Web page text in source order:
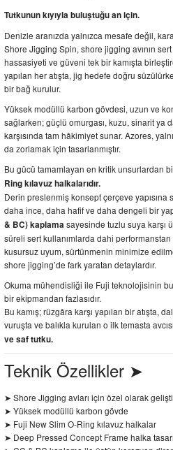
Tutkunun kıyıyla buluştuğu an için.
Denizle aranızda yalnızca mesafe değil,
Shore Jigging Spin, shore jigging avının
hassasiyeti ve güveni tek bir kamışta
yapılan her atışta, jig hedefe doğru
bir bağ kurulur.
Yüksek modüllü karbon gövdesi, uzun ve
sağlarken; güçlü omurgası, kuzu, sinarit ya
karşısında tam hâkimiyet sunar. Azores,
da zorlamak için tasarlanmıştır.
Bu gücü tamamlayan en kritik unsurlardan
Ring kılavuz halkalarıdır.
Derin preslenmiş konsept çerçeve yapısına
daha ince, daha hafif ve daha dengeli bir
& BC) kaplama sayesinde tuzlu suya karşı
süreli sert kullanımlarda dahi
kusursuz uyum, sürtünmenin minimize
shore jigging’de fark yaratan detaylardır.
Okuma mühendisliği ile Fuji teknolojisinin
bir ekipmandan fazlasıdır.
Bu kamış; rüzgâra karşı yapılan bir atışta,
vuruşta ve balıkla kurulan o ilk temasta
ve saf tutku.
Teknik Özellikler ➤
➤ Shore Jigging avları için özel olarak
➤ Yüksek modüllü karbon gövde
➤ Fuji New Slim O-Ring kılavuz halkalar
➤ Deep Pressed Concept Frame halka